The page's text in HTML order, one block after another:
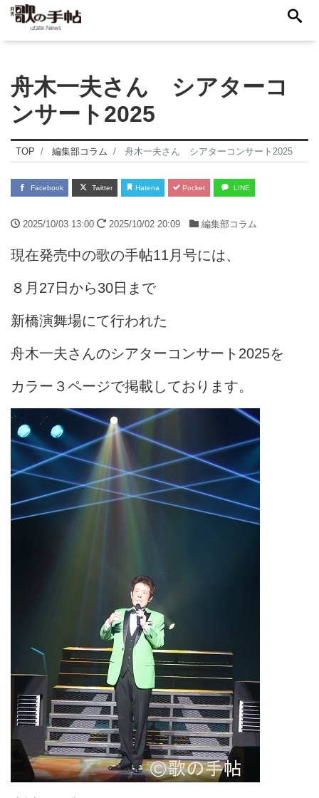
舟木一夫さん シアターコ
ンサート2025
TOP 編集部コラム 舟木一夫さん シアターコンサート2025
Facebook Twitter Hatena Pocket LINE
2025/10/03 13:00 2025/10/02 20:09 編集部コラム
現在発売中の歌の手帖11月号には、
８月27日から30日まで
新橋演舞場にて行われた
舟木一夫さんのシアターコンサート2025を
カラー３ページで掲載しております。